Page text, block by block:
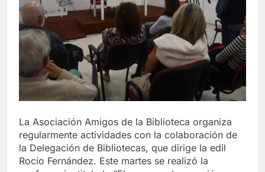
echa el cierre con éxito
rotundo
2 Semanas Atrás
La Mancomunidad y el Banco
de Alimentos del Campo de
Gibraltar renuevan su
convenio de colaboración
2 Semanas Atrás
Tráfico especial para
despedir la feria. Ojo si vas
a Santa Bárbara
2 Semanas Atrás
lo alto: Antonio José, fuegos
artificiales y música hasta el
amanecer
2 Semanas Atrás
La Asociación Amigos de la Biblioteca organiza
regularmente actividades con la colaboración de
la Delegación de Bibliotecas, que dirige la edil
Rocío Fernández. Este martes se realizó la